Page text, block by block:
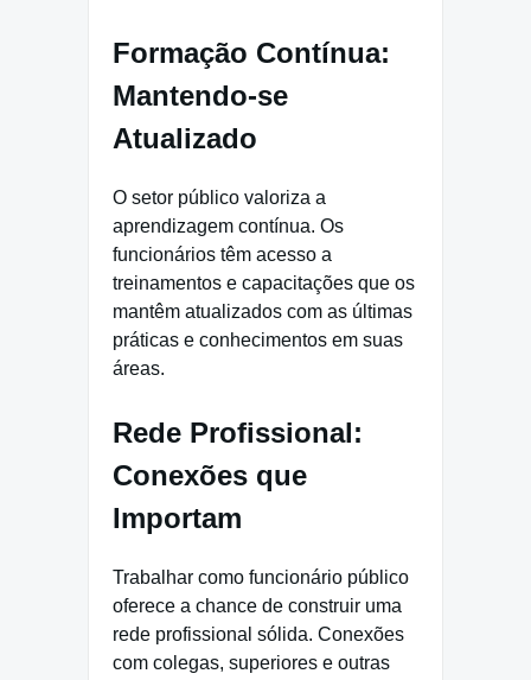
Formação Contínua:
Mantendo-se
Atualizado
O setor público valoriza a
aprendizagem contínua. Os
funcionários têm acesso a
treinamentos e capacitações que os
mantêm atualizados com as últimas
práticas e conhecimentos em suas
áreas.
Rede Profissional:
Conexões que
Importam
Trabalhar como funcionário público
oferece a chance de construir uma
rede profissional sólida. Conexões
com colegas, superiores e outras